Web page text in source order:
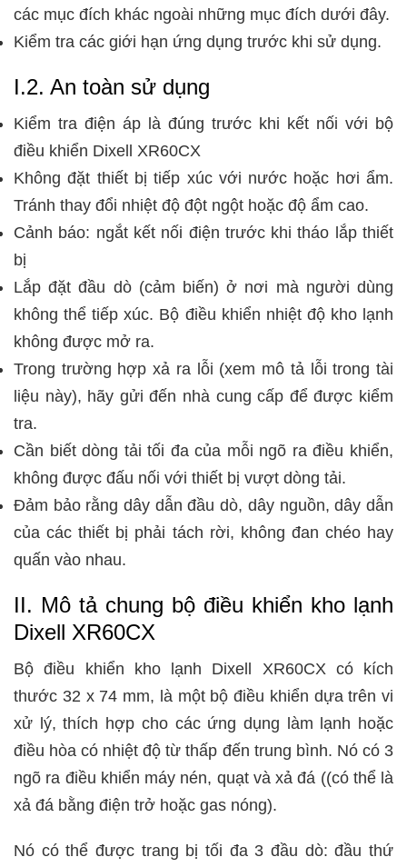
các mục đích khác ngoài những mục đích dưới đây.
Kiểm tra các giới hạn ứng dụng trước khi sử dụng.
I.2. An toàn sử dụng
Kiểm tra điện áp là đúng trước khi kết nối với bộ
điều khiển Dixell XR60CX
Không đặt thiết bị tiếp xúc với nước hoặc hơi ẩm.
Tránh thay đổi nhiệt độ đột ngột hoặc độ ẩm cao.
Cảnh báo: ngắt kết nối điện trước khi tháo lắp thiết
bị
Lắp đặt đầu dò (cảm biến) ở nơi mà người dùng
không thể tiếp xúc. Bộ điều khiển nhiệt độ kho lạnh
không được mở ra.
Trong trường hợp xả ra lỗi (xem mô tả lỗi trong tài
liệu này), hãy gửi đến nhà cung cấp để được kiểm
tra.
Cần biết dòng tải tối đa của mỗi ngõ ra điều khiển,
không được đấu nối với thiết bị vượt dòng tải.
Đảm bảo rằng dây dẫn đầu dò, dây nguồn, dây dẫn
của các thiết bị phải tách rời, không đan chéo hay
quấn vào nhau.
II. Mô tả chung bộ điều khiển kho lạnh
Dixell XR60CX
Bộ điều khiển kho lạnh Dixell XR60CX có kích
thước 32 x 74 mm, là một bộ điều khiển dựa trên vi
xử lý, thích hợp cho các ứng dụng làm lạnh hoặc
điều hòa có nhiệt độ từ thấp đến trung bình. Nó có 3
ngõ ra điều khiển máy nén, quạt và xả đá ((có thể là
xả đá bằng điện trở hoặc gas nóng).
Nó có thể được trang bị tối đa 3 đầu dò: đầu thứ